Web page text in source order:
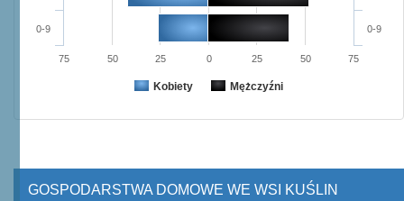
Kobiety Mężczyźni
0-9 0-9
0
75 50 25 25 50 75
GOSPODARSTWA DOMOWE WE WSI KUŚLIN